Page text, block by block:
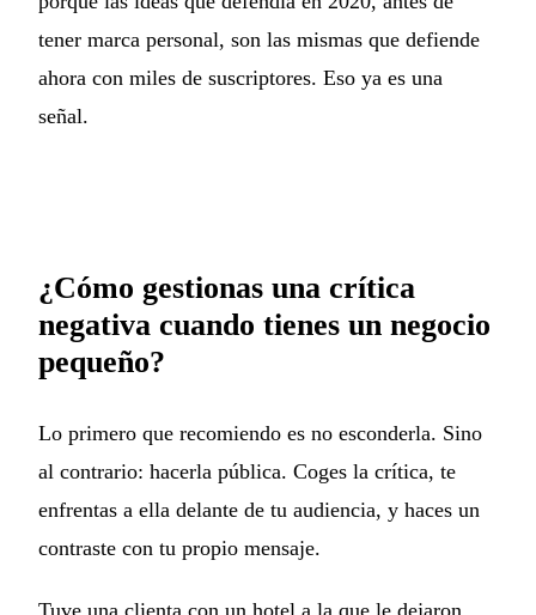
tener marca personal, son las mismas que defiende
ahora con miles de suscriptores. Eso ya es una
señal.
¿Cómo gestionas una crítica
negativa cuando tienes un negocio
pequeño?
Lo primero que recomiendo es no esconderla. Sino
al contrario: hacerla pública. Coges la crítica, te
enfrentas a ella delante de tu audiencia, y haces un
contraste con tu propio mensaje.
Tuve una clienta con un hotel a la que le dejaron